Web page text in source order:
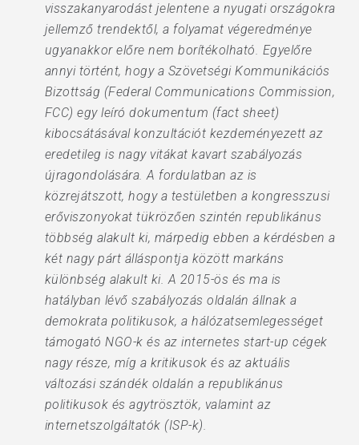
visszakanyarodást jelentene a nyugati országokra
jellemző trendektől, a folyamat végeredménye
ugyanakkor előre nem borítékolható. Egyelőre
annyi történt, hogy a Szövetségi Kommunikációs
Bizottság (Federal Communications Commission,
FCC) egy leíró dokumentum (fact sheet)
kibocsátásával konzultációt kezdeményezett az
eredetileg is nagy vitákat kavart szabályozás
újragondolására. A fordulatban az is
közrejátszott, hogy a testületben a kongresszusi
erőviszonyokat tükrözően szintén republikánus
többség alakult ki, márpedig ebben a kérdésben a
két nagy párt álláspontja között markáns
különbség alakult ki. A 2015-ös és ma is
hatályban lévő szabályozás oldalán állnak a
demokrata politikusok, a hálózatsemlegességet
támogató NGO-k és az internetes start-up cégek
nagy része, míg a kritikusok és az aktuális
változási szándék oldalán a republikánus
politikusok és agytrösztök, valamint az
internetszolgáltatók (ISP-k).